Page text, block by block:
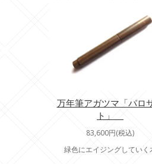
万年筆アガツマ「パロ
ト」
83,600円(税込)
緑色にエイジングしていく